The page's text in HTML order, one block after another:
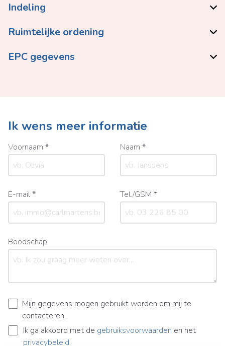
Indeling
Ruimtelijke ordening
EPC gegevens
Ik wens meer informatie
Voornaam * Naam *
E-mail * Tel./GSM *
Boodschap
Mijn gegevens mogen gebruikt worden om mij te
contacteren.
Ik ga akkoord met de gebruiksvoorwaarden en het
privacybeleid.